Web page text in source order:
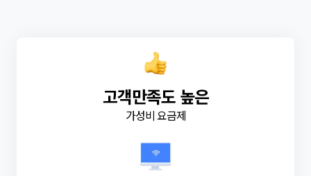
고객만족도 높은
가성비 요금제